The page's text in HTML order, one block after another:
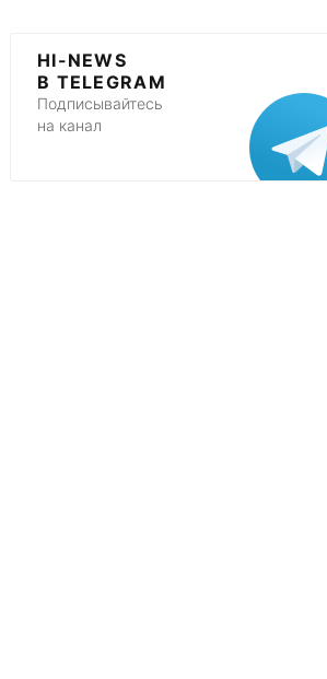
HI-NEWS
В TELEGRAM
Подписывайтесь
на канал